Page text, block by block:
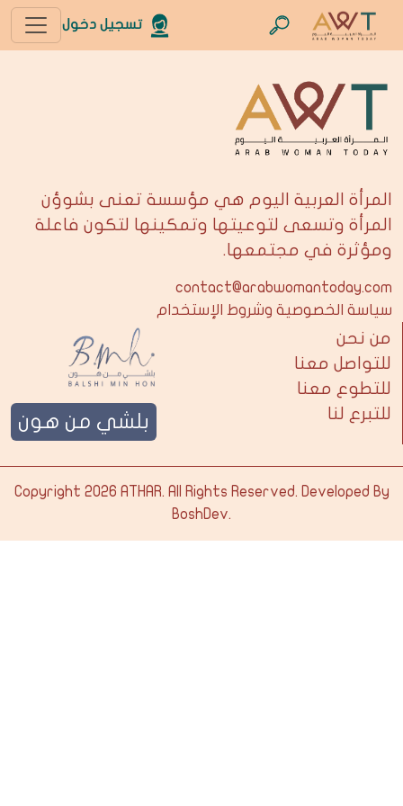
تسجيل دخول
المرأة العربية اليوم هي مؤسسة تعنى بشوؤن
المرأة وتسعى لتوعيتها وتمكينها لتكون فاعلة
ومؤثرة في مجتمعها.
contact@arabwomantoday.com
سياسة الخصوصية وشروط الإستخدام
من نحن
للتواصل معنا
للتطوع معنا
للتبرع لنا
بلشي من هون
Copyright 2026 ATHAR. All Rights Reserved. Developed By
BoshDev.